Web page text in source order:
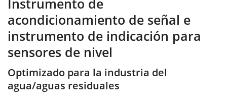
Instrumento de
acondicionamiento de señal e
instrumento de indicación para
sensores de nivel
Optimizado para la industria del
agua/aguas residuales